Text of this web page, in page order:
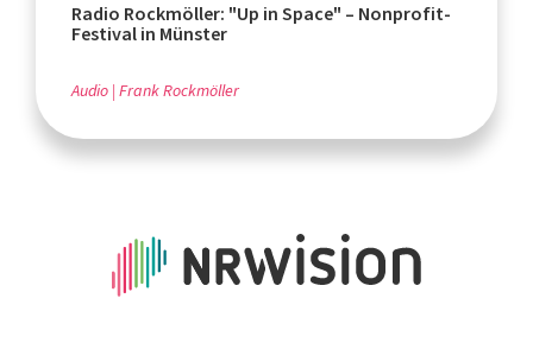
Radio Rockmöller: "Up in Space" – Nonprofit-
Festival in Münster
Audio Frank Rockmöller